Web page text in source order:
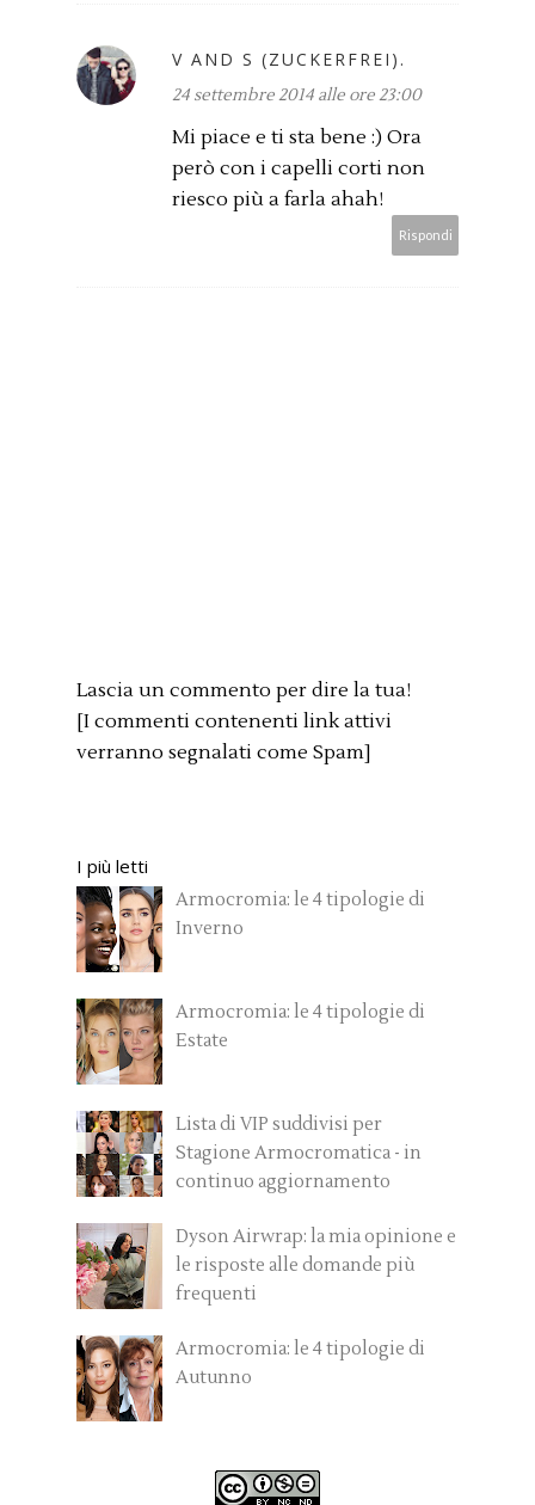
V AND S (ZUCKERFREI).
24 settembre 2014 alle ore 23:00
Mi piace e ti sta bene :) Ora
però con i capelli corti non
riesco più a farla ahah!
Rispondi
Lascia un commento per dire la tua!
[I commenti contenenti link attivi
verranno segnalati come Spam]
I più letti
Armocromia: le 4 tipologie di
Inverno
Armocromia: le 4 tipologie di
Estate
Lista di VIP suddivisi per
Stagione Armocromatica - in
continuo aggiornamento
Dyson Airwrap: la mia opinione e
le risposte alle domande più
frequenti
Armocromia: le 4 tipologie di
Autunno